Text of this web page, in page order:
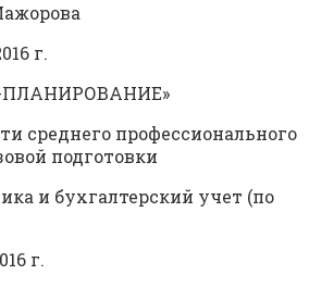
г.
ПЛАНИРОВАНИЕ»
среднего профессионального
подготовки
и бухгалтерский учет (по
г.